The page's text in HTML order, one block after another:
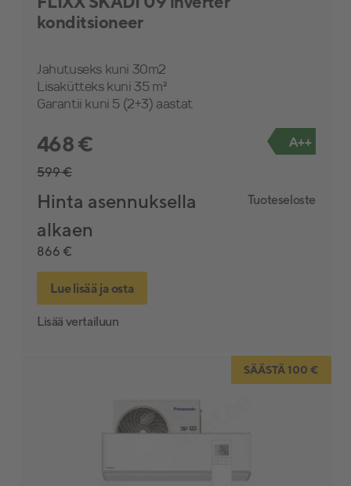
AirPatrol
Nord Duck
Nibe
Royal Thermo
Atlantic
Daikin
Elmitra
Toshiba
Fujitsu
konditsioneer
Jahutuseks kuni 30m2
Lisakütteks kuni 35 m²
Garantii kuni 5 (2+3) aastat
468 €
599 €
Hinta asennuksella
alkaen
866 €
A++
Tuoteseloste
Lue lisää ja osta
Lisää vertailuun
SÄÄSTÄ 100 €